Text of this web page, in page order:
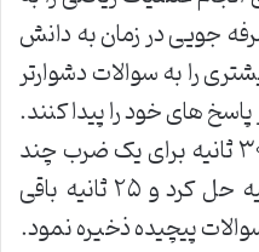
جویی در زمان به دانش
را به سوالات دشوارتر
های خود را پیدا کنند.
به عنوان مثال، به جای صرف ۳۰ ثانیه برای یک ضرب چند
رقمی، می توان آن را در ۵ ثانیه حل کرد و ۲۵ ثانیه باقی
پیچیده ذخیره نمود.